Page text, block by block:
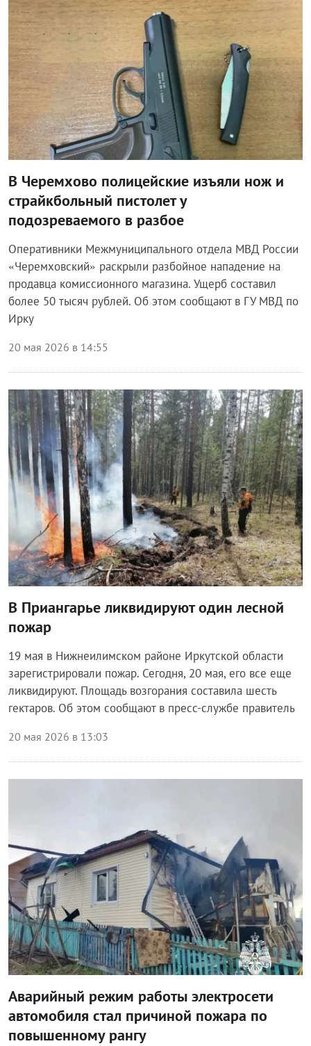
В Черемхово полицейские изъяли нож и
страйкбольный пистолет у
подозреваемого в разбое
Оперативники Межмуниципального отдела МВД России
«Черемховский» раскрыли разбойное нападение на
продавца комиссионного магазина. Ущерб составил
более 50 тысяч рублей. Об этом сообщают в ГУ МВД по
Ирку
20 мая 2026 в 14:55
Происшествия
В Приангарье ликвидируют один лесной
пожар
19 мая в Нижнеилимском районе Иркутской области
зарегистрировали пожар. Сегодня, 20 мая, его все еще
ликвидируют. Площадь возгорания составила шесть
гектаров. Об этом сообщают в пресс-службе правитель
20 мая 2026 в 13:03
Аварийный режим работы электросети
автомобиля стал причиной пожара по
повышенному рангу